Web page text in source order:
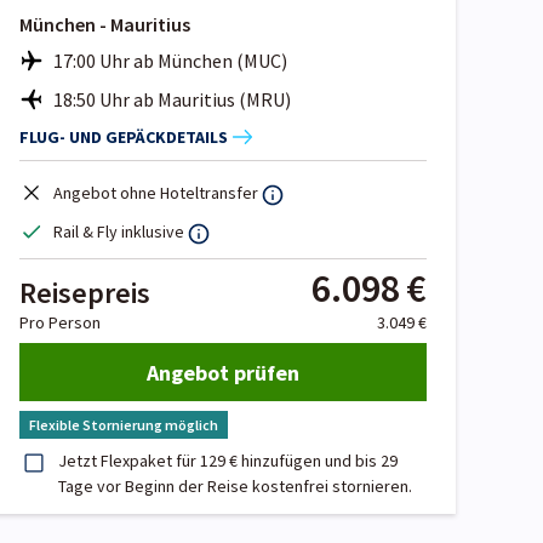
München - Mauritius
17:00 Uhr ab München (MUC)
18:50 Uhr ab Mauritius (MRU)
FLUG- UND GEPÄCKDETAILS
Angebot ohne Hoteltransfer
Rail & Fly inklusive
Reisepreis 6.098 €
Pro Person 3.049 €
Angebot prüfen
Flexible Stornierung möglich
Jetzt Flexpaket für 129 € hinzufügen und bis 29
Tage vor Beginn der Reise kostenfrei stornieren.